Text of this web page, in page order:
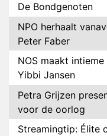
De Bondgenoten
NPO herhaalt
Peter Faber
NOS maakt
Yibbi Jansen
Petra Grijzen
voor de oorlog
Streamingtip: Élite